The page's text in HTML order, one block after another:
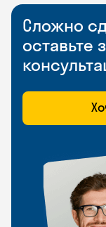
Сложно
оставьте